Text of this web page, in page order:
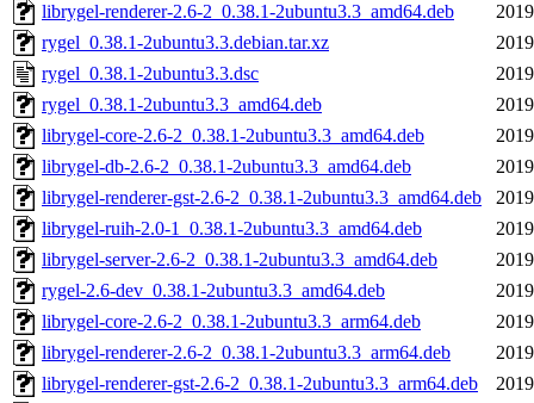
librygel-renderer-2.6-2_0.38.1-2ubuntu3.3_amd64.deb
rygel_0.38.1-2ubuntu3.3.debian.tar.xz
rygel_0.38.1-2ubuntu3.3.dsc
rygel_0.38.1-2ubuntu3.3_amd64.deb
librygel-core-2.6-2_0.38.1-2ubuntu3.3_amd64.deb
librygel-db-2.6-2_0.38.1-2ubuntu3.3_amd64.deb
librygel-renderer-gst-2.6-2_0.38.1-2ubuntu3.3_amd64.deb
librygel-ruih-2.0-1_0.38.1-2ubuntu3.3_amd64.deb
librygel-server-2.6-2_0.38.1-2ubuntu3.3_amd64.deb
rygel-2.6-dev_0.38.1-2ubuntu3.3_amd64.deb
librygel-core-2.6-2_0.38.1-2ubuntu3.3_arm64.deb
librygel-renderer-2.6-2_0.38.1-2ubuntu3.3_arm64.deb
librygel-renderer-gst-2.6-2_0.38.1-2ubuntu3.3_arm64.deb